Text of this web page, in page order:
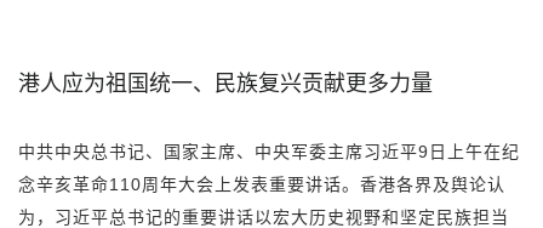
港人应为祖国统一、民族复兴贡献更多力量
中共中央总书记、国家主席、中央军委主席习近平9日上午在纪
念辛亥革命110周年大会上发表重要讲话。香港各界及舆论认
为，习近平总书记的重要讲话以宏大历史视野和坚定民族担当